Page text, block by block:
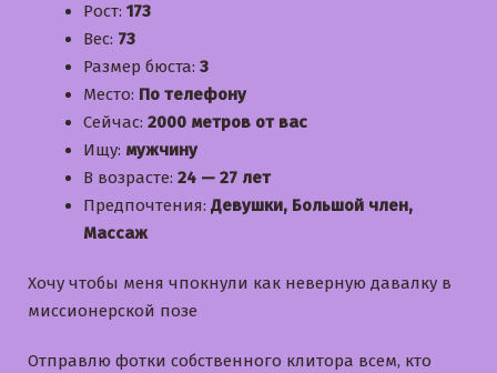
Рост: 173
Вес: 73
Размер бюста: 3
Место: По телефону
Сейчас: 2000 метров от вас
Ищу: мужчину
В возрасте: 24 — 27 лет
Предпочтения: Девушки, Большой член,
Массаж
Хочу чтобы меня чпокнули как неверную давалку в
миссионерской позе
Отправлю фотки собственного клитора всем, кто